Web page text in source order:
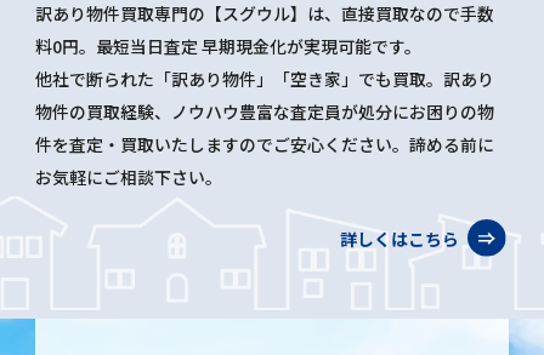
訳あり物件買取専門の【スグウル】は、直接買取なので手数
料0円。最短当日査定 早期現金化が実現可能です。
他社で断られた「訳あり物件」「空き家」でも買取。訳あり
物件の買取経験、ノウハウ豊富な査定員が処分にお困りの物
件を査定・買取いたしますのでご安心ください。諦める前に
お気軽にご相談下さい。
詳しくはこちら